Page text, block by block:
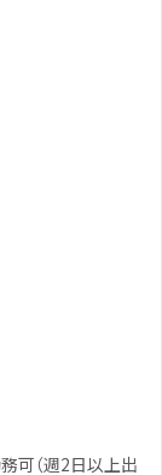
可（週2日以上出